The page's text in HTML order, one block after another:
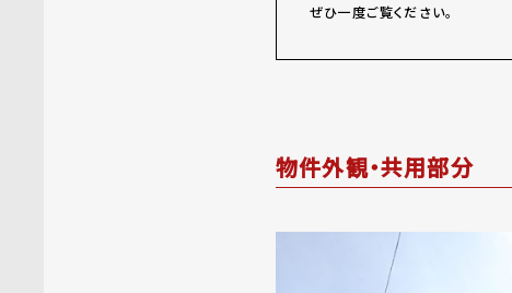
ぜひ一度ご覧ください。
物件外観・共用部分